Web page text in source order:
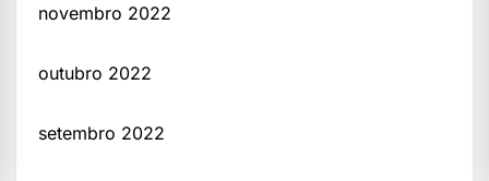
novembro 2022
outubro 2022
setembro 2022